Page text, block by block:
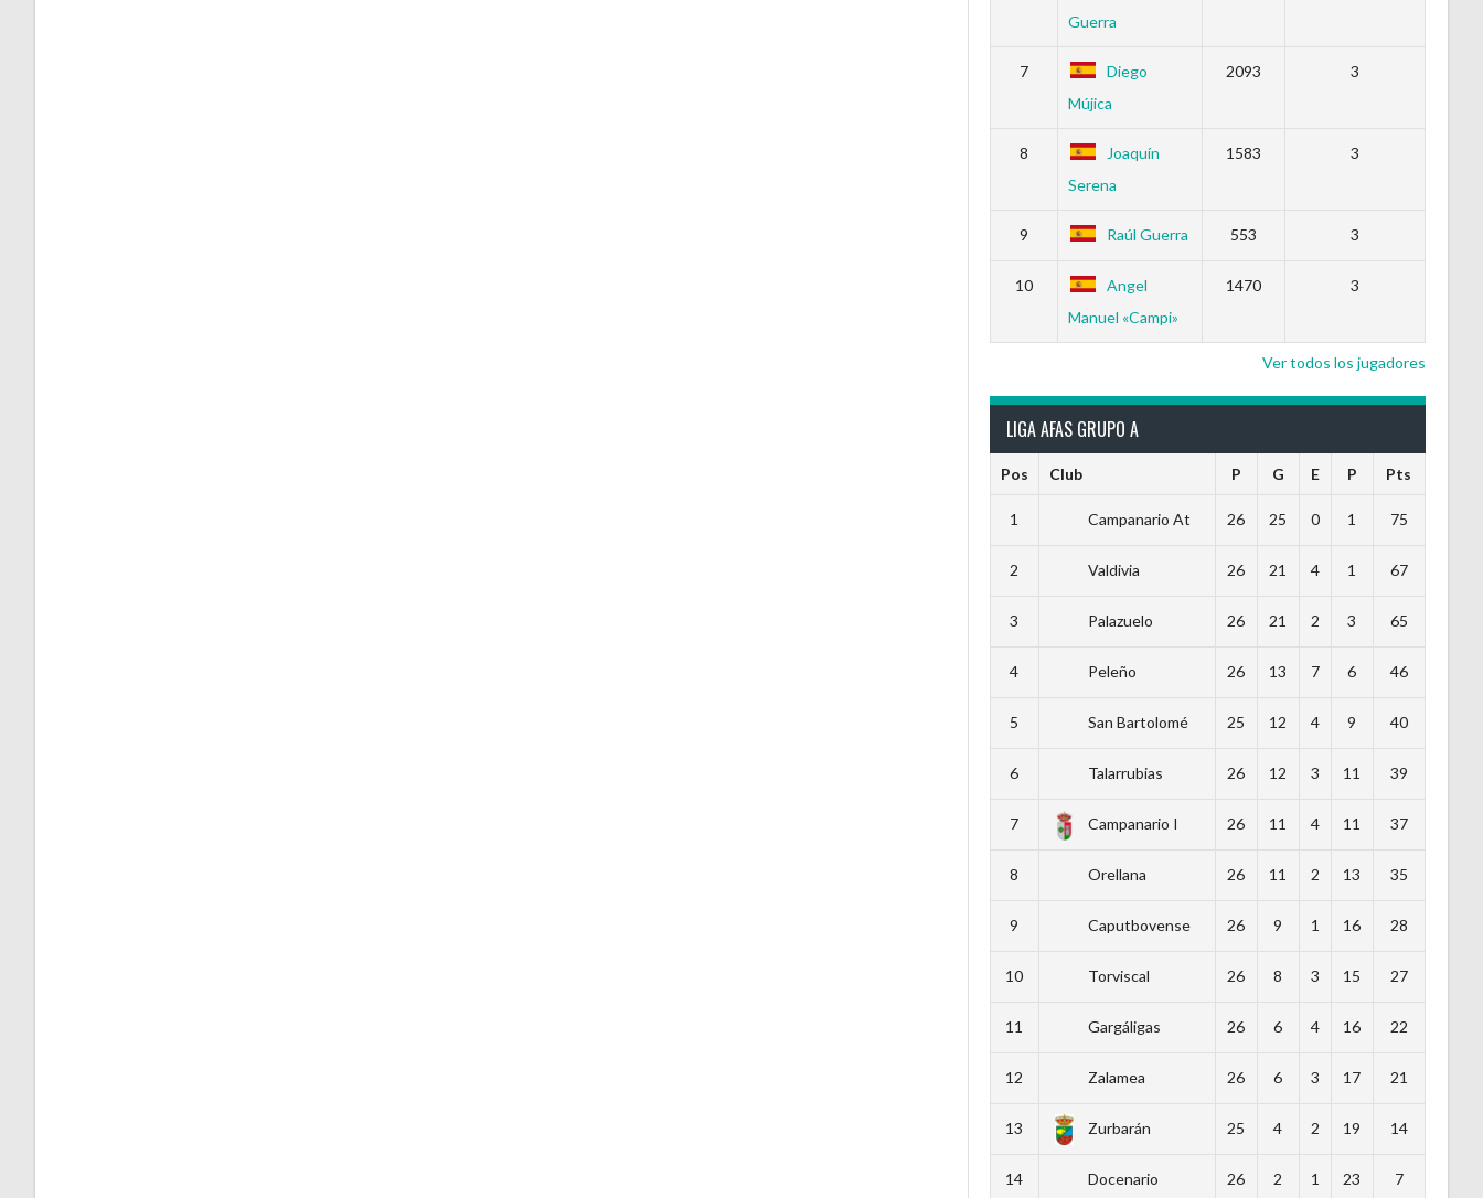
Guerra
7
Diego
Mújica
2093 3
8
Joaquín
Serena
1583 3
9 Raúl Guerra 553 3
10
Angel
Manuel «Campi»
1470 3
Ver todos los jugadores
LIGA AFAS GRUPO A
Pos Club P G E P Pts
1 Campanario At 26 25 0 1 75
2 Valdivia 26 21 4 1 67
3 Palazuelo 26 21 2 3 65
4 Peleño 26 13 7 6 46
5 San Bartolomé 25 12 4 9 40
6 Talarrubias 26 12 3 11 39
7 Campanario I 26 11 4 11 37
8 Orellana 26 11 2 13 35
9 Caputbovense 26 9 1 16 28
10 Torviscal 26 8 3 15 27
11 Gargáligas 26 6 4 16 22
12 Zalamea 26 6 3 17 21
13 Zurbarán 25 4 2 19 14
14 Docenario 26 2 1 23 7